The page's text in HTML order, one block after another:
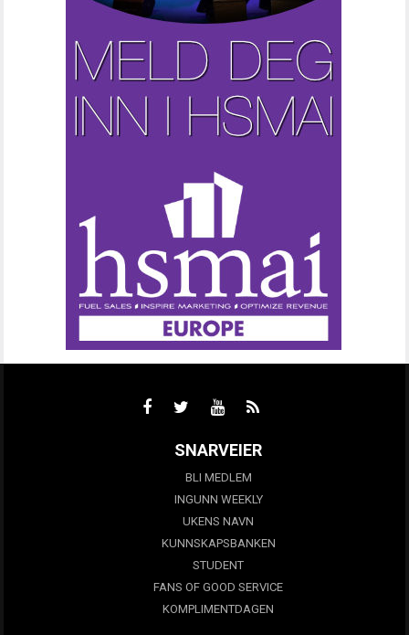
SNARVEIER
BLI MEDLEM
INGUNN WEEKLY
UKENS NAVN
KUNNSKAPSBANKEN
STUDENT
FANS OF GOOD SERVICE
KOMPLIMENTDAGEN